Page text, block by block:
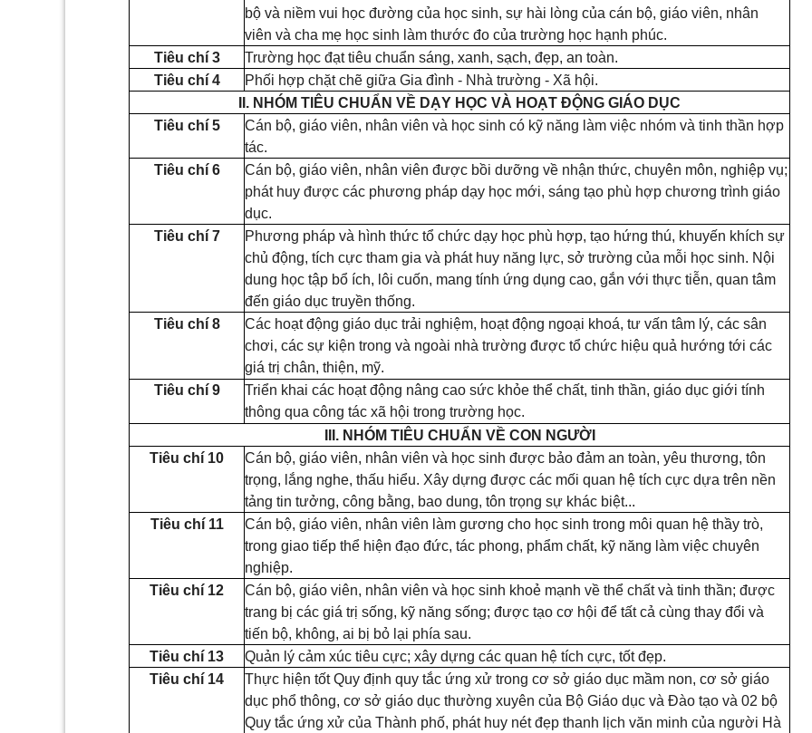
bộ và niềm vui học đường của học sinh, sự hài lòng của cán bộ, giáo viên, nhân
viên và cha mẹ học sinh làm thước đo của trường học hạnh phúc.
Tiêu chí 3
Trường học đạt tiêu chuẩn sáng, xanh, sạch, đẹp, an toàn.
Tiêu chí 4
Phối hợp chặt chẽ giữa Gia đình - Nhà trường - Xã hội.
II. NHÓM TIÊU CHUẨN VỀ DẠY HỌC VÀ HOẠT ĐỘNG GIÁO DỤC
Tiêu chí 5
Cán bộ, giáo viên, nhân viên và học sinh có kỹ năng làm việc nhóm và tinh thần hợp
tác.
Tiêu chí 6
Cán bộ, giáo viên, nhân viên được bồi dưỡng về nhận thức, chuyên môn, nghiệp vụ;
phát huy được các phương pháp dạy học mới, sáng tạo phù hợp chương trình giáo
dục.
Tiêu chí 7
Phương pháp và hình thức tổ chức dạy học phù hợp, tạo hứng thú, khuyến khích sự
chủ động, tích cực tham gia và phát huy năng lực, sở trường của mỗi học sinh. Nội
dung học tập bổ ích, lôi cuốn, mang tính ứng dụng cao, gắn với thực tiễn, quan tâm
đến giáo dục truyền thống.
Tiêu chí 8
Các hoạt động giáo dục trải nghiệm, hoạt động ngoại khoá, tư vấn tâm lý, các sân
chơi, các sự kiện trong và ngoài nhà trường được tổ chức hiệu quả hướng tới các
giá trị chân, thiện, mỹ.
Tiêu chí 9
Triển khai các hoạt động nâng cao sức khỏe thể chất, tinh thần, giáo dục giới tính
thông qua công tác xã hội trong trường học.
III. NHÓM TIÊU CHUẨN VỀ CON NGƯỜI
Tiêu chí 10
Cán bộ, giáo viên, nhân viên và học sinh được bảo đảm an toàn, yêu thương, tôn
trọng, lắng nghe, thấu hiểu. Xây dựng được các mối quan hệ tích cực dựa trên nền
tảng tin tưởng, công bằng, bao dung, tôn trọng sự khác biệt...
Tiêu chí 11
Cán bộ, giáo viên, nhân viên làm gương cho học sinh trong môi quan hệ thầy trò,
trong giao tiếp thể hiện đạo đức, tác phong, phẩm chất, kỹ năng làm việc chuyên
nghiệp.
Tiêu chí 12
Cán bộ, giáo viên, nhân viên và học sinh khoẻ mạnh về thể chất và tinh thần; được
trang bị các giá trị sống, kỹ năng sống; được tạo cơ hội để tất cả cùng thay đổi và
tiến bộ, không, ai bị bỏ lại phía sau.
Tiêu chí 13
Quản lý cảm xúc tiêu cực; xây dựng các quan hệ tích cực, tốt đẹp.
Tiêu chí 14
Thực hiện tốt Quy định quy tắc ứng xử trong cơ sở giáo dục mầm non, cơ sở giáo
dục phổ thông, cơ sở giáo dục thường xuyên của Bộ Giáo dục và Đào tạo và 02 bộ
Quy tắc ứng xử của Thành phố, phát huy nét đẹp thanh lịch văn minh của người Hà